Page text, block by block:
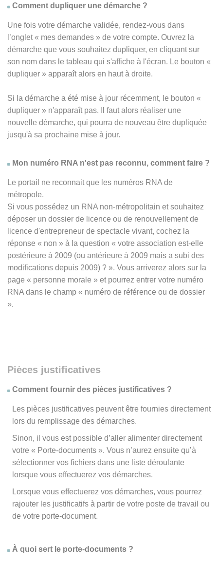
Comment dupliquer une démarche ?
Une fois votre démarche validée, rendez-vous dans
l’onglet « mes demandes » de votre compte. Ouvrez la
démarche que vous souhaitez dupliquer, en cliquant sur
son nom dans le tableau qui s'affiche à l'écran. Le bouton «
dupliquer » apparaît alors en haut à droite.
Si la démarche a été mise à jour récemment, le bouton «
dupliquer » n'apparaît pas. Il faut alors réaliser une
nouvelle démarche, qui pourra de nouveau être dupliquée
jusqu'à sa prochaine mise à jour.
Mon numéro RNA n'est pas reconnu, comment faire ?
Le portail ne reconnait que les numéros RNA de
métropole.
Si vous possédez un RNA non-métropolitain et souhaitez
déposer un dossier de licence ou de renouvellement de
licence d'entrepreneur de spectacle vivant, cochez la
réponse « non » à la question « votre association est-elle
postérieure à 2009 (ou antérieure à 2009 mais a subi des
modifications depuis 2009) ? ». Vous arriverez alors sur la
page « personne morale » et pourrez entrer votre numéro
RNA dans le champ « numéro de référence ou de dossier
».
Pièces justificatives
Comment fournir des pièces justificatives ?
Les pièces justificatives peuvent être fournies directement
lors du remplissage des démarches.
Sinon, il vous est possible d’aller alimenter directement
votre « Porte-documents ». Vous n’aurez ensuite qu’à
sélectionner vos fichiers dans une liste déroulante
lorsque vous effectuerez vos démarches.
Lorsque vous effectuerez vos démarches, vous pourrez
rajouter les justificatifs à partir de votre poste de travail ou
de votre porte-document.
À quoi sert le porte-documents ?